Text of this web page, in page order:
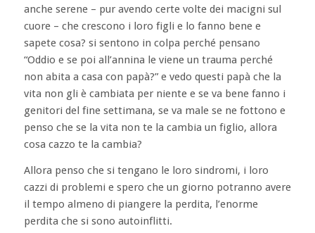
anche serene – pur avendo certe volte dei macigni sul
cuore – che crescono i loro figli e lo fanno bene e
sapete cosa? si sentono in colpa perché pensano
“Oddio e se poi all’annina le viene un trauma perché
non abita a casa con papà?” e vedo questi papà che la
vita non gli è cambiata per niente e se va bene fanno i
genitori del fine settimana, se va male se ne fottono e
penso che se la vita non te la cambia un figlio, allora
cosa cazzo te la cambia?
Allora penso che si tengano le loro sindromi, i loro
cazzi di problemi e spero che un giorno potranno avere
il tempo almeno di piangere la perdita, l’enorme
perdita che si sono autoinflitti.